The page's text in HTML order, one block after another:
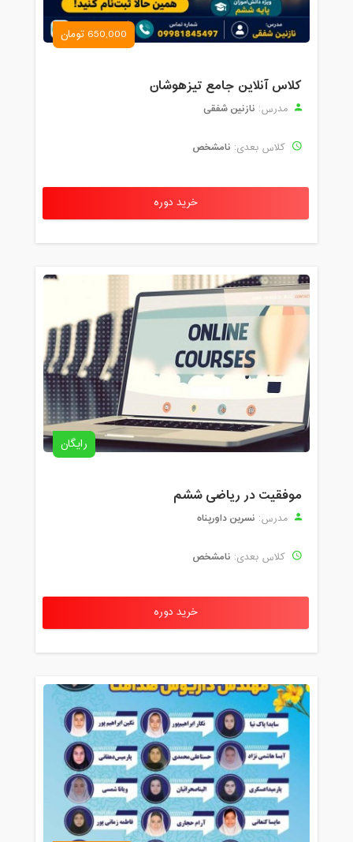
650,000 تومان
کلاس آنلاین جامع تیزهوشان
مدرس: نازنین شفقی
کلاس بعدی: نامشخص
خرید دوره
رایگان
موفقیت در ریاضی ششم
مدرس: نسرین داورپناه
کلاس بعدی: نامشخص
خرید دوره